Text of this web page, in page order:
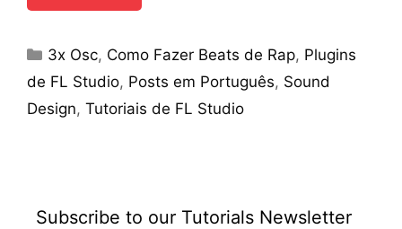
Categories
3x Osc, Como Fazer Beats de Rap, Plugins
de FL Studio, Posts em Português, Sound
Design, Tutoriais de FL Studio
Subscribe to our Tutorials Newsletter